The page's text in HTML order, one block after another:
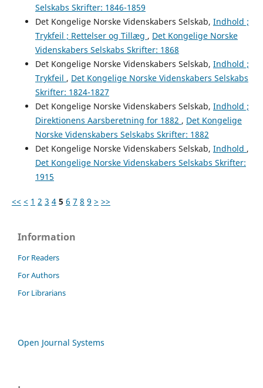
Selskabs Skrifter: 1846-1859
Det Kongelige Norske Videnskabers Selskab, Indhold ;
Trykfeil ; Rettelser og Tillæg , Det Kongelige Norske
Videnskabers Selskabs Skrifter: 1868
Det Kongelige Norske Videnskabers Selskab, Indhold ;
Trykfeil , Det Kongelige Norske Videnskabers Selskabs
Skrifter: 1824-1827
Det Kongelige Norske Videnskabers Selskab, Indhold ;
Direktionens Aarsberetning for 1882 , Det Kongelige
Norske Videnskabers Selskabs Skrifter: 1882
Det Kongelige Norske Videnskabers Selskab, Indhold ,
Det Kongelige Norske Videnskabers Selskabs Skrifter:
1915
<< < 1 2 3 4 5 6 7 8 9 > >>
Information
For Readers
For Authors
For Librarians
Open Journal Systems